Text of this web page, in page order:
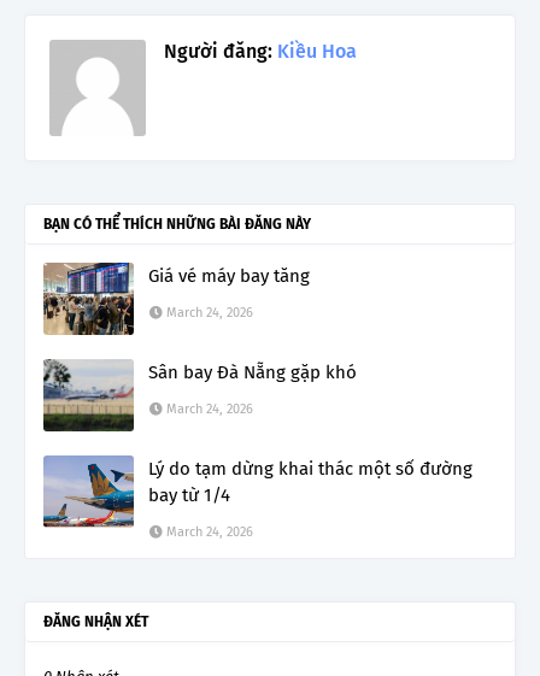
Người đăng: Kiều Hoa
BẠN CÓ THỂ THÍCH NHỮNG BÀI ĐĂNG NÀY
Giá vé máy bay tăng
March 24, 2026
Sân bay Đà Nẵng gặp khó
March 24, 2026
Lý do tạm dừng khai thác một số đường
bay từ 1/4
March 24, 2026
ĐĂNG NHẬN XÉT